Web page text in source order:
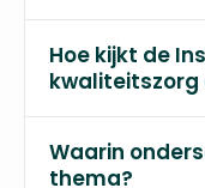
Hoe kijkt de
kwaliteitszorg
Waarin
thema?